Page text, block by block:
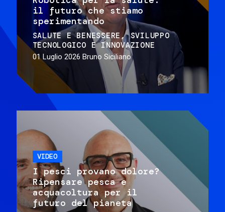
il futuro che stiamo
sperimentando
SALUTE E BENESSERE
SVILUPPO
TECNOLOGICO E INNOVAZIONE
01 Luglio 2026 Bruno Siciliano
VIDEO
I pesci provano dolore?
Ripensare pesca e
acquacoltura per il
futuro del pianeta